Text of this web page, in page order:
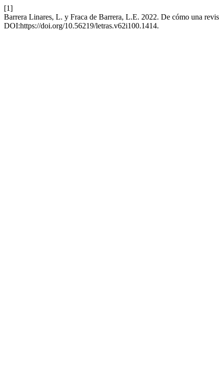
[1]
Barrera Linares, L. y Fraca de Barrera, L.E. 2022. De cómo una
DOI:https://doi.org/10.56219/letras.v62i100.1414.